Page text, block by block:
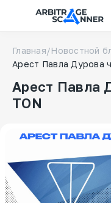
Главная/Новостной
Арест Павла Дурова
Арест Павла
TON